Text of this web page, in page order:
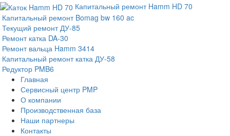
Капитальный ремонт Hamm HD 70
Капитальный ремонт Bomag bw 160 ac
Текущий ремонт ДУ-85
Ремонт катка DA-30
Ремонт вальца Hamm 3414
Капитальный ремонт катка ДУ-58
Редуктор PMB6
Главная
Сервисный центр PMP
О компании
Производственная база
Наши партнеры
Контакты